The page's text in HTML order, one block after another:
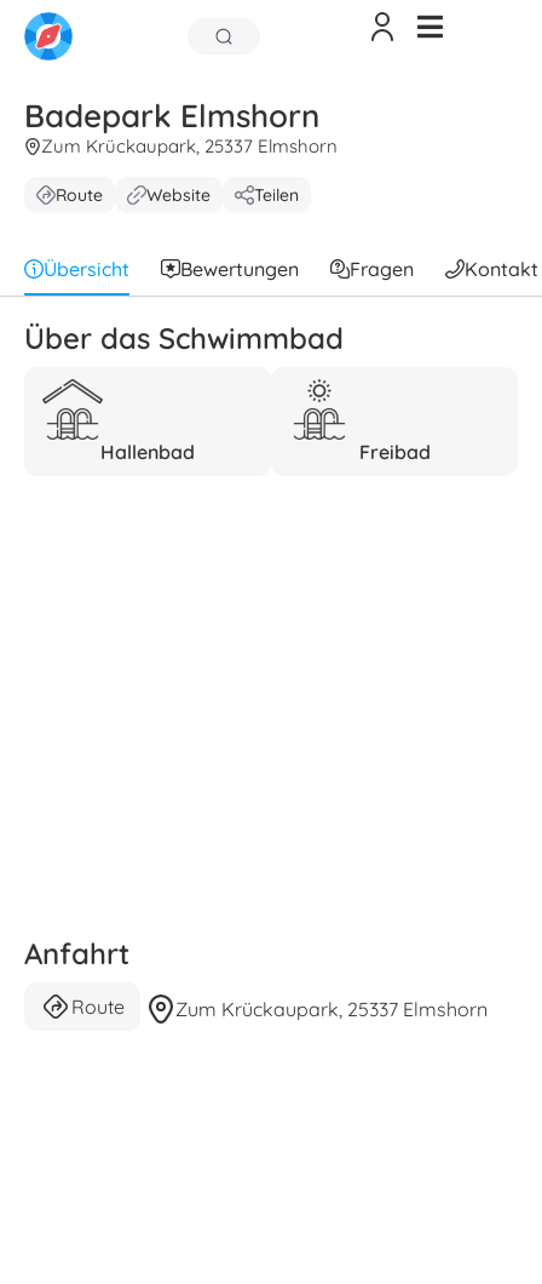
Badepark Elmshorn
Zum Krückaupark, 25337 Elmshorn
Route Website Teilen
Übersicht Bewertungen Fragen Kontakt
Über das Schwimmbad
Hallenbad Freibad
Anfahrt
Route Zum Krückaupark, 25337 Elmshorn